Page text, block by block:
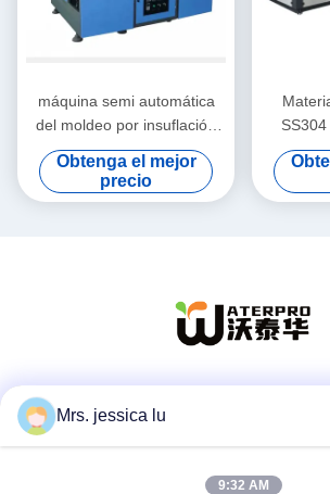
máquina semi automática
del moldeo por insuflación
de aire comprimido de 380V
14KW para las botellas del
ANIMAL DOMÉSTICO
Obtenga el mejor
precio
botella
llena
Mrs. jessica lu
9:32 AM